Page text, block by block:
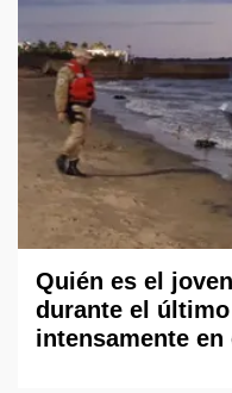
Quién es el
durante el
intensamente en